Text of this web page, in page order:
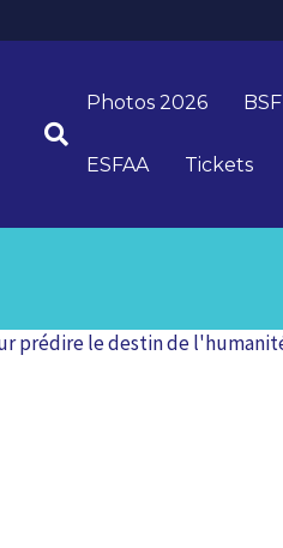
Photos 2026
ESFAA Tickets
le destin de